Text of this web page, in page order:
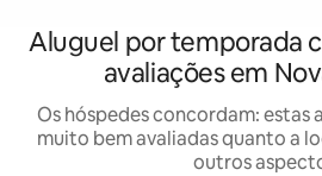
Aluguel por temporada
avaliações em
Os hóspedes concordam:
muito bem avaliadas quanto a
outros